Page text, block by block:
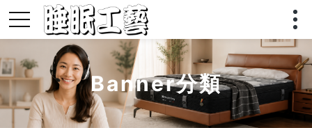
Banner分類